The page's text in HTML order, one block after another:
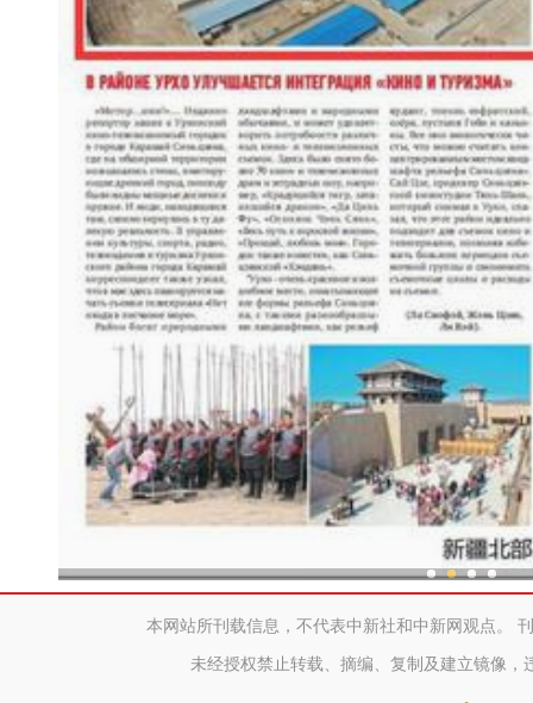
本网站所刊载信息，不代表中新社和中新网观点。
未经授权禁止转载、摘编、复制及建立镜像，